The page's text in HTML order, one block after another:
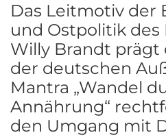
Das Leitmotiv der
und Ostpolitik des
Willy Brandt
der deutschen
Mantra „Wandel
Annährung“
den Umgang mit